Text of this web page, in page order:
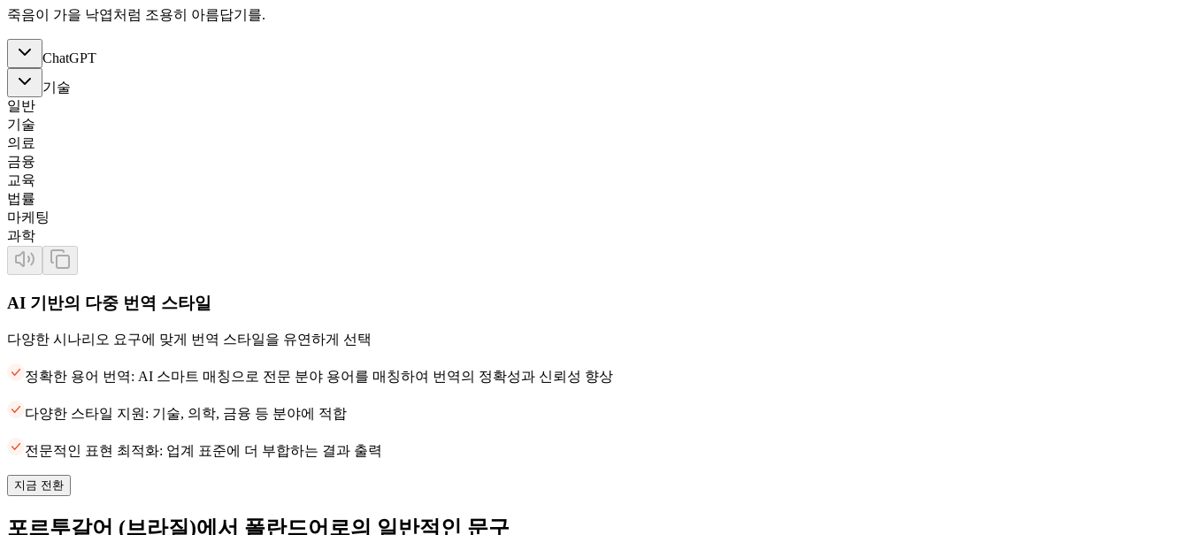
죽음이 가을 낙엽처럼 조용히 아름답기를.
ChatGPT
기술
일반
기술
의료
금융
교육
법률
마케팅
과학
AI 기반의 다중 번역 스타일
다양한 시나리오 요구에 맞게 번역 스타일을 유연하게 선택
정확한 용어 번역: AI 스마트 매칭으로 전문 분야 용어를 매칭하여 번역의 정확성과 신뢰성 향상
다양한 스타일 지원: 기술, 의학, 금융 등 분야에 적합
전문적인 표현 최적화: 업계 표준에 더 부합하는 결과 출력
지금 전환
포르투갈어 (브라질)에서 폴란드어로의 일반적인 문구